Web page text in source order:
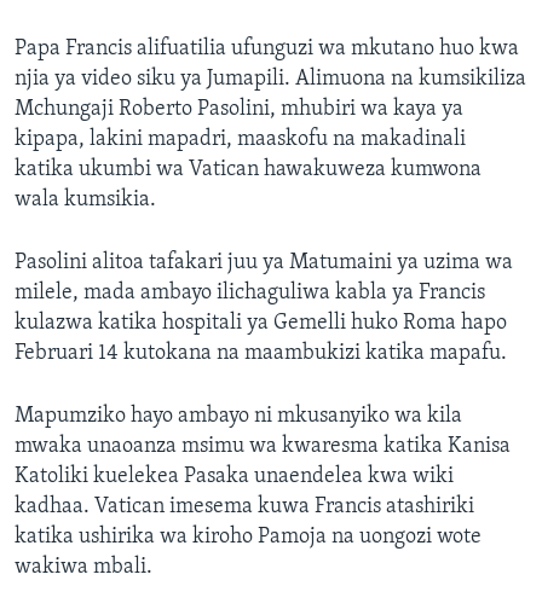
Papa Francis alifuatilia ufunguzi wa mkutano huo kwa
njia ya video siku ya Jumapili. Alimuona na kumsikiliza
Mchungaji Roberto Pasolini, mhubiri wa kaya ya
kipapa, lakini mapadri, maaskofu na makadinali
katika ukumbi wa Vatican hawakuweza kumwona
wala kumsikia.
Pasolini alitoa tafakari juu ya Matumaini ya uzima wa
milele, mada ambayo ilichaguliwa kabla ya Francis
kulazwa katika hospitali ya Gemelli huko Roma hapo
Februari 14 kutokana na maambukizi katika mapafu.
Mapumziko hayo ambayo ni mkusanyiko wa kila
mwaka unaoanza msimu wa kwaresma katika Kanisa
Katoliki kuelekea Pasaka unaendelea kwa wiki
kadhaa. Vatican imesema kuwa Francis atashiriki
katika ushirika wa kiroho Pamoja na uongozi wote
wakiwa mbali.